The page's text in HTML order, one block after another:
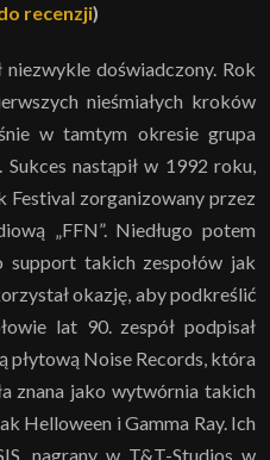
recenzji)
doświadczony. Rok
nieśmiałych kroków
w tamtym okresie grupa
Sukces nastąpił w 1992 roku,
zorganizowany przez
„FFN”. Niedługo potem
support takich zespołów jak
okazję, aby podkreślić
lat 90. zespół podpisał
Noise Records, która
znana jako wytwórnia takich
Helloween i Gamma Ray. Ich
nagrany w T&T-Studios w